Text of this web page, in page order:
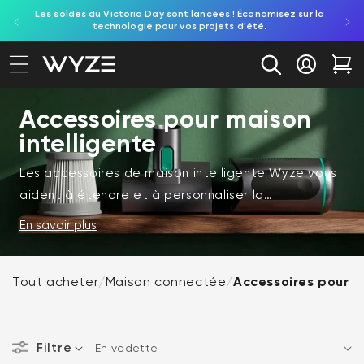
au contenu
d'accessibilité
Les soldes du Victoria Day sont lancées ! Économisez sur la
technologie pour vos projets d'été.
Se
Accessoires pour maison
intelligente
Les accessoires de maison intelligente Wyze vous
aident à étendre et à personnaliser la
configuration de votre maison connectée. Des
supports et modules complémentaires aux mises à
niveau fonctionnelles, ces accessoires sont conçus
pour améliorer la façon dont vos appareils
Ces produits Wyze comprennent une variété
En savoir plus
Tout acheter/Maison connectée/Accessoires pour
Filtre
Trier par